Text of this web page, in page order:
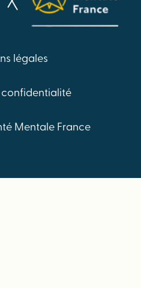
légales
confidentialité
Mentale France